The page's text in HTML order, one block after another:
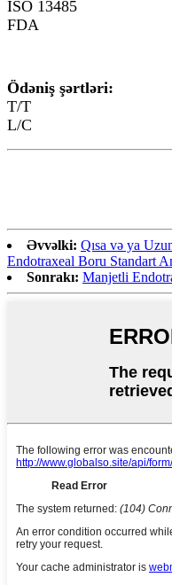
ISO 13485
FDA
Ödəniş şərtləri:
T/T
L/C
Əvvəlki: Qısa və ya
Endotraxeal Boru Standart
Sonrakı: Manjetli